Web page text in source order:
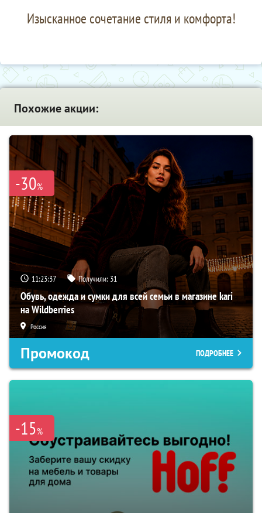
Изысканное сочетание стиля и комфорта!
Похожие акции:
-30%
11:23:36 Получили: 31
Обувь, одежда и сумки для всей семьи в магазине kari
на Wildberries
Россия
Промокод ПОДРОБНЕЕ
-15%